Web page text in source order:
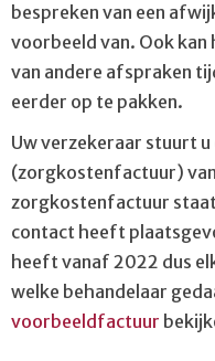
bespreken van een
voorbeeld van. Ook
van andere afspraken
eerder op te pakken.
Uw verzekeraar stuurt u
(zorgkostenfactuur)
zorgkostenfactuur staat
contact heeft
heeft vanaf 2022 dus
welke behandelaar
voorbeeldfactuur